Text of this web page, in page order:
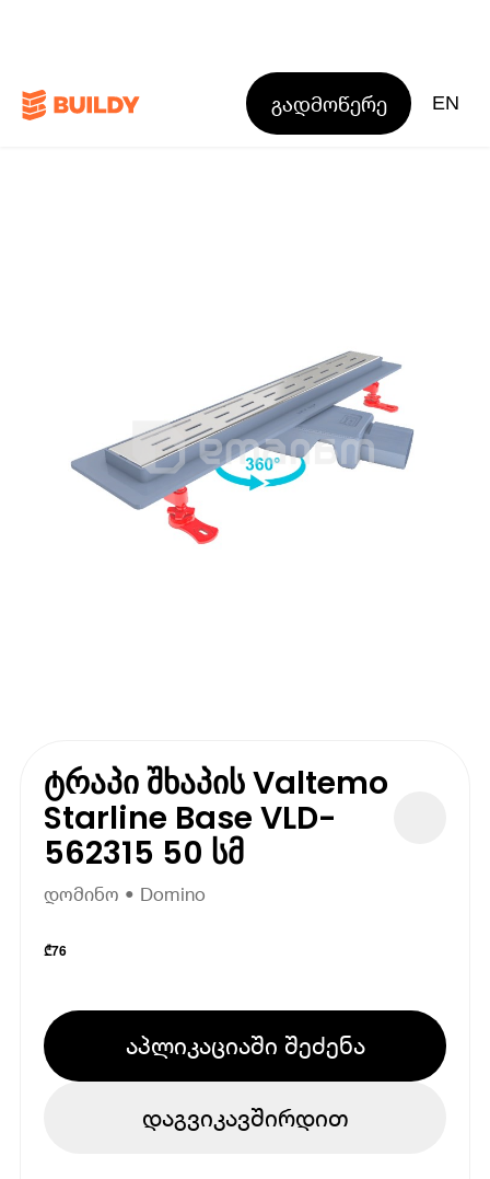
გადმოწერე EN
ტრაპი შხაპის Valtemo
Starline Base VLD-
562315 50 სმ
დომინო • Domino
₾76
აპლიკაციაში შეძენა
დაგვიკავშირდით